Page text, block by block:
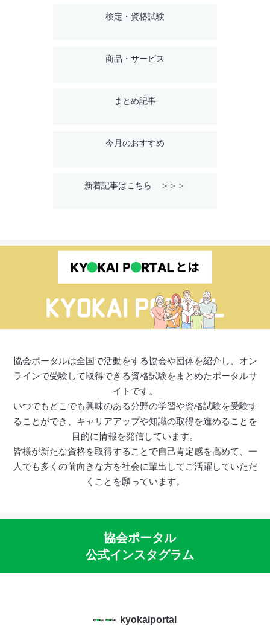
検定・資格試験
商品・サービス
まとめ記事
今月のおすすめ
新着記事はこちら ＞＞＞
協会ポータルは全国で活動をする協会や団体を紹介し、オン
ラインで受験して取得できる資格試験をまとめたポータルサ
イトです。
いつでもどこでも興味のある分野の学習や資格試験を受験す
ることができ、キャリアアップや知識の取得を進めることを
目的に情報を発信しています。
皆様が新たな資格を取得することで自己肯定感を高めて、一
人でも多くの前向きな方を社会に輩出してご活躍していただ
くことを願っています。
協会ポータル
公式インスタグラム
kyokaiportal